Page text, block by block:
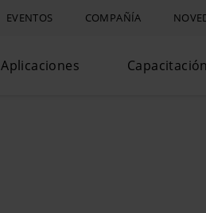
EVENTOS COMPAÑÍA
Aplicaciones Capacitación